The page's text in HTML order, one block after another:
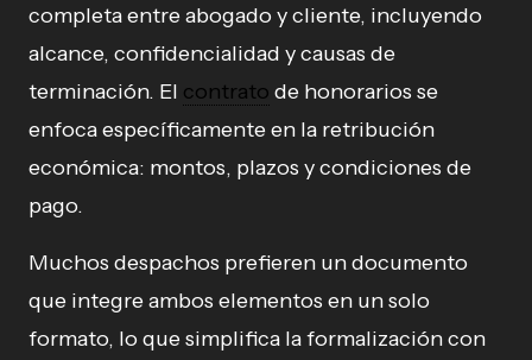
completa entre abogado y cliente, incluyendo
alcance, confidencialidad y causas de
terminación. El contrato de honorarios se
enfoca específicamente en la retribución
económica: montos, plazos y condiciones de
pago.
Muchos despachos prefieren un documento
que integre ambos elementos en un solo
formato, lo que simplifica la formalización con